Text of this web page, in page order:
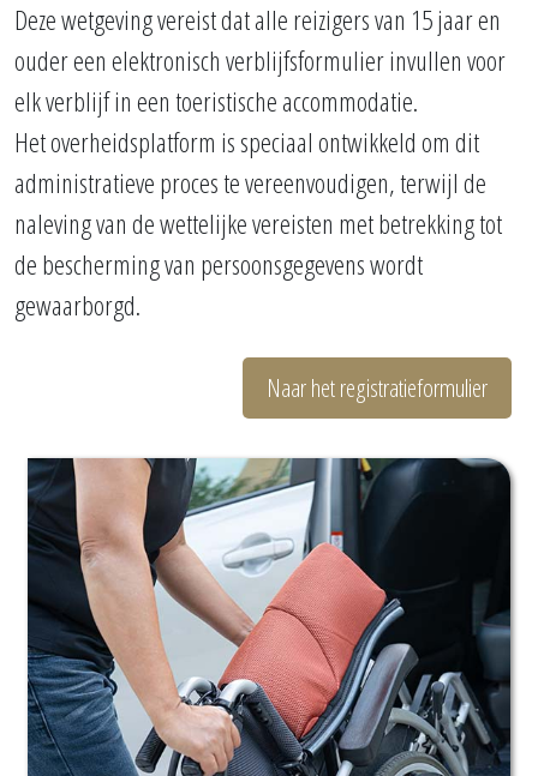
Deze wetgeving vereist dat alle reizigers van 15 jaar en
ouder een elektronisch verblijfsformulier invullen voor
elk verblijf in een toeristische accommodatie.
Het overheidsplatform is speciaal ontwikkeld om dit
administratieve proces te vereenvoudigen, terwijl de
naleving van de wettelijke vereisten met betrekking tot
de bescherming van persoonsgegevens wordt
gewaarborgd.
Naar het registratieformulier